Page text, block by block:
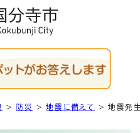
> 防災 >地震に備えて >地震発